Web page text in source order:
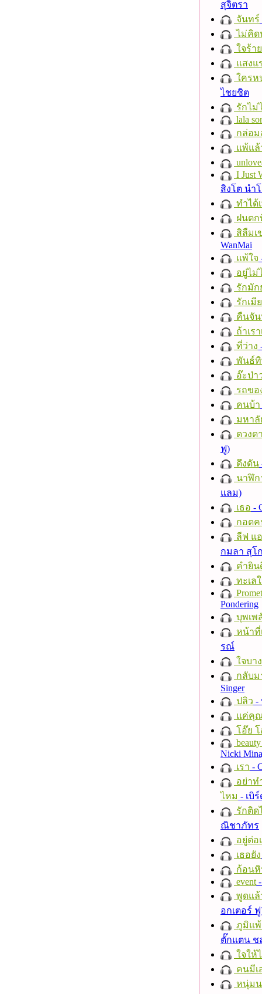
สุจิตรา
จันทร์
ไม่คิด
ใจร้าย
แสงแ
ใครห
ไชยชิต
รักไม่
lala
กล่อม
แพ้แล้
I Just
สิงโต นำ
ทำได้
ฝนตก
สิลืมเ
WanMai
แพ้ใจ
อยู่ไม่
รักมัก
รักเมี
คืนจั
ถ้าเร
ที่ว่าง
พันธ์
อ๊ะป่า
รถขอ
คนบ้า
มหาลั
ดวงด
ฟู)
ดึงดัน
นาฬิก
แลม)
เธอ -
กอดค
ลีฟ แอ
กมลา สุโ
คำยิน
ทะเล
Pondering
บุพเพ
หน้าที่
รณ์
ใจบาง
กลับม
Singer
ปลิว -
แค่คุ
โอ๊ย
Nicki
เรา -
อย่าท
ไหม - เบิ
รักติด
ณิชาภัทร
อยู่ต่อ
เธอยัง
ก้อน
event
พูดแล้
อกเตอร์
ภูมิแพ้
ตั๊กแตน ช
ใจให้
คนมีเ
หนุ่มน